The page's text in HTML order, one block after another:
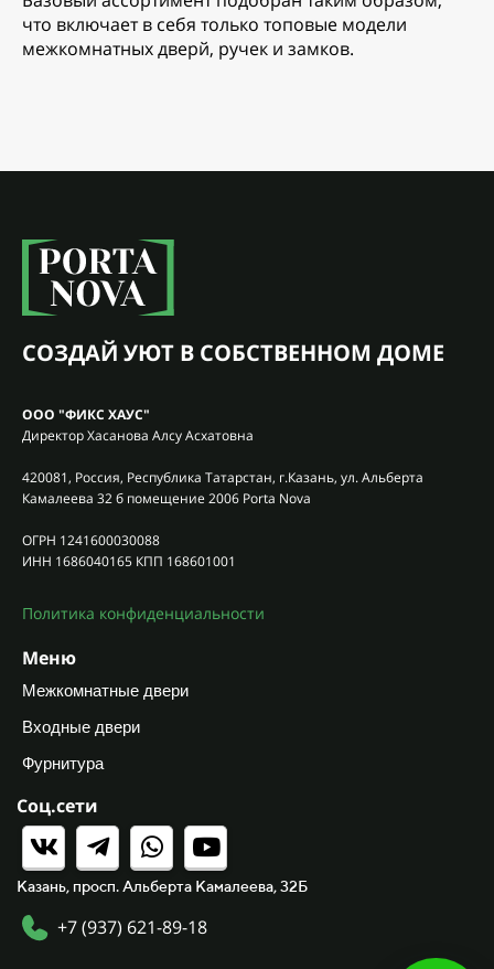
что включает в себя только топовые модели
межкомнатных дверй, ручек и замков.
СОЗДАЙ УЮТ В СОБСТВЕННОМ ДОМЕ
ООО "ФИКС ХАУС"
Директор Хасанова Алсу Асхатовна
420081, Россия, Республика Татарстан, г.Казань, ул. Альберта
Камалеева 32 б помещение 2006 Porta Nova
ОГРН 1241600030088
ИНН 1686040165 КПП 168601001
Политика конфиденциальности
Меню
Межкомнатные двери
Входные двери
Фурнитура
Соц.сети
Казань, просп. Альберта Камалеева, 32Б
+7 (937) 621-89-18